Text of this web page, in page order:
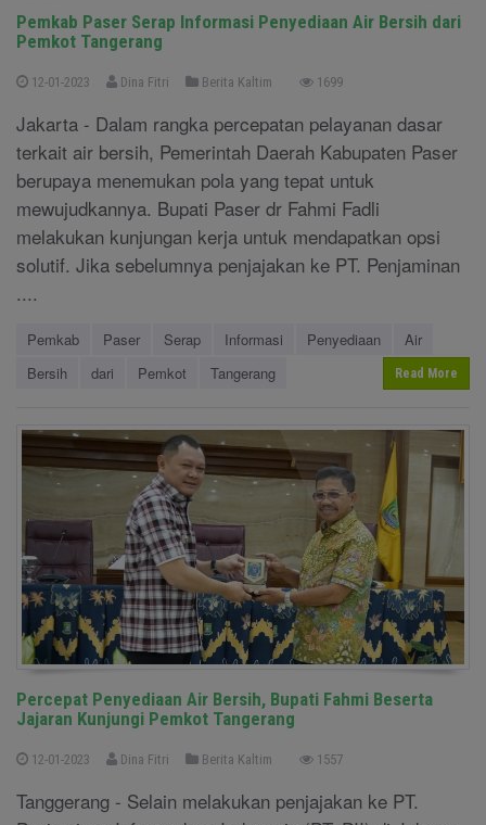
Pemkab Paser Serap Informasi Penyediaan Air Bersih dari
Pemkot Tangerang
12-01-2023 Dina Fitri Berita Kaltim 1699
Jakarta - Dalam rangka percepatan pelayanan dasar
terkait air bersih, Pemerintah Daerah Kabupaten Paser
berupaya menemukan pola yang tepat untuk
mewujudkannya. Bupati Paser dr Fahmi Fadli
melakukan kunjungan kerja untuk mendapatkan opsi
solutif. Jika sebelumnya penjajakan ke PT. Penjaminan
....
Pemkab Paser Serap Informasi Penyediaan
Air
Bersih
dari Pemkot Tangerang Read More
Percepat Penyediaan Air Bersih, Bupati Fahmi Beserta
Jajaran Kunjungi Pemkot Tangerang
12-01-2023 Dina Fitri Berita Kaltim 1557
Tanggerang - Selain melakukan penjajakan ke PT.